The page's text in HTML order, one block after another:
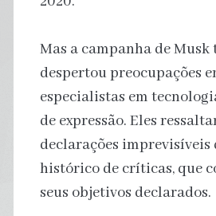
Mas a campanha de Musk
despertou preocupações
especialistas em
de expressão. Eles
declarações imprevisíveis
histórico de críticas, que
seus objetivos declarados.